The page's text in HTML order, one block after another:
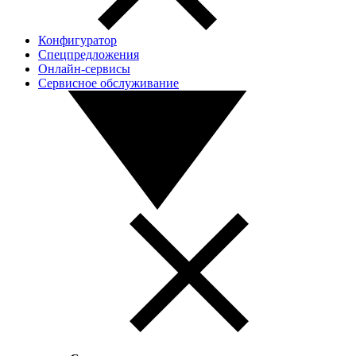
Конфигуратор
Спецпредложения
Онлайн-сервисы
Сервисное обслуживание